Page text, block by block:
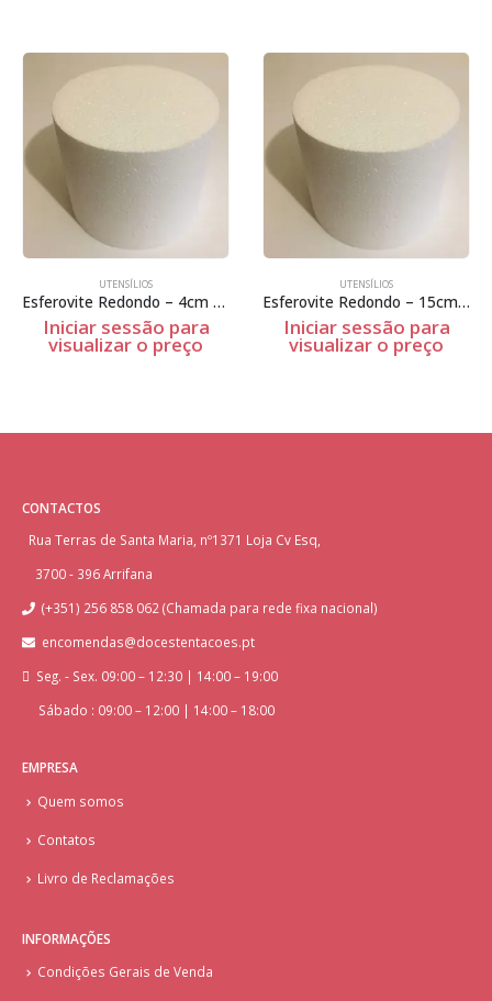
UTENSÍLIOS
Esferovite Redondo – 4cm Espessura
Iniciar sessão para
visualizar o preço
UTENSÍLIOS
Esferovite Redondo – 15cm Espessura
Iniciar sessão para
visualizar o preço
CONTACTOS
Rua Terras de Santa Maria, nº1371 Loja Cv Esq,
3700 - 396 Arrifana
(+351) 256 858 062 (Chamada para rede fixa nacional)
encomendas@docestentacoes.pt
Seg. - Sex. 09:00 – 12:30 | 14:00 – 19:00
Sábado : 09:00 – 12:00 | 14:00 – 18:00
EMPRESA
Quem somos
Contatos
Livro de Reclamações
INFORMAÇÕES
Condições Gerais de Venda